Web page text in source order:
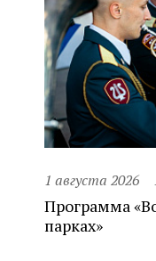
1 августа 2026
Программа
парках»